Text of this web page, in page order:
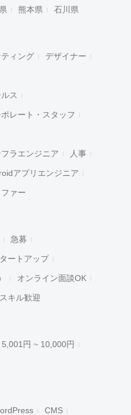
熊本県 石川県
ィング デザイナー
ス
ポレート・スタッフ
ラエンジニア 人事
アプリエンジニア
ァー
急募
ートアップ
オンライン面談OK
キル歓迎
5,001円 ~ 10,000円
CMS